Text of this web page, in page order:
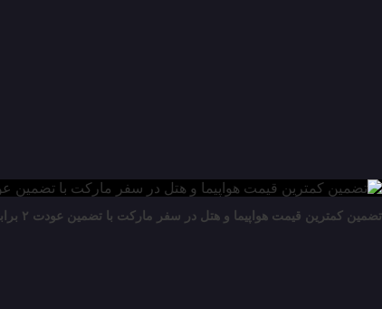
تضمین کمترین قیمت هواپیما و هتل در سفر مارکت با تضمین عودت ۲ برابری مابه التفاوت